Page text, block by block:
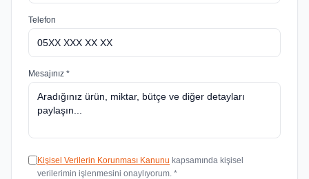
Telefon
Mesajınız *
Kişisel Verilerin Korunması Kanunu kapsamında kişisel
verilerimin işlenmesini onaylıyorum. *